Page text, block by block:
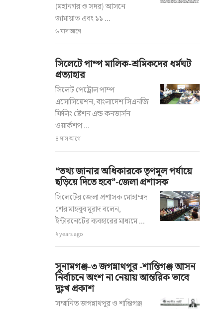
(মহানগর ও সদর) আসনে
জামায়াত এবং ১১ ...
৬ মাস আগে
সিলেটে পাম্প মালিক-শ্রমিকদের ধর্মঘট
প্রত্যাহার
সিলেট পেট্রোল পাম্প
এসোসিয়েশন, বাংলাদেশ সিএনজি
ফিলিং ষ্টেশন এন্ড কনভার্সন
ওয়ার্কশপ ...
৪ মাস আগে
“তথ্য জানার অধিকারকে তৃণমূল পর্যায়ে
ছড়িয়ে দিতে হবে”-জেলা প্রশাসক
সিলেটের জেলা প্রশাসক মোহাম্মদ
শের মাহবুব মুরাদ বলেন,
ইন্টারনেটের ব্যবহারের মাধ্যমে ...
২ years ago
সুনামগঞ্জ-৩ জগন্নাথপুর -শান্তিগঞ্জ আসন
নির্বাচনে অংশ না নেয়ায় আন্তরিক ভাবে
দুঃখ প্রকাশ
সম্মানিত জগন্নাথপুর ও শান্তিগঞ্জ